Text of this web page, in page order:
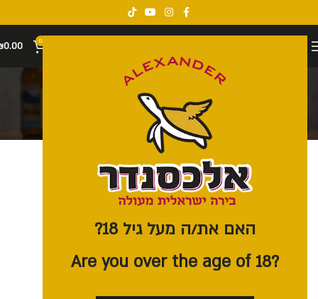
האם את/ה מעל גיל 18?
?Are you over the age of 18
0
0.00
Affiliate Login
דף הבית חנות שותפים